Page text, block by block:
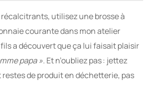
utilisez une brosse à
courante dans mon atelier
a découvert que ça lui faisait plaisir
papa ». Et n’oubliez pas : jettez
de produit en déchetterie, pas